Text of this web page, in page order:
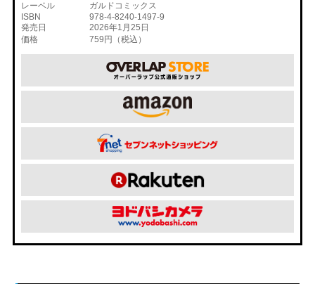
レーベル
ガルドコミックス
ISBN
978-4-8240-1497-9
発売日
2026年1月25日
価格
759円（税込）